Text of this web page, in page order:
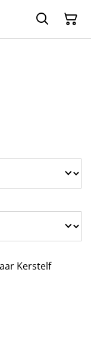
Kerstelf